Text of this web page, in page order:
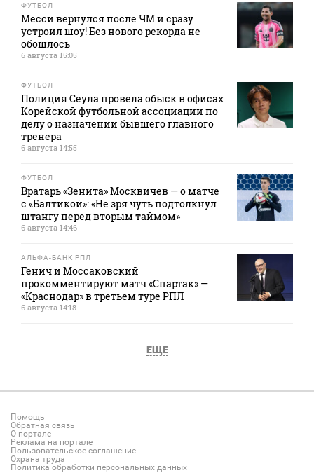
ФУТБОЛ
Месси вернулся после ЧМ и сразу
устроил шоу! Без нового рекорда не
обошлось
6 августа 15:05
ФУТБОЛ
Полиция Сеула провела обыск в офисах
Корейской футбольной ассоциации по
делу о назначении бывшего главного
тренера
6 августа 14:55
ФУТБОЛ
Вратарь «Зенита» Москвичев — о матче
с «Балтикой»: «Не зря чуть подтолкнул
штангу перед вторым таймом»
6 августа 14:46
АЛЬФА-БАНК РПЛ
Генич и Моссаковский
прокомментируют матч «Спартак» —
«Краснодар» в третьем туре РПЛ
6 августа 14:18
ЕЩЕ
Помощь
Обратная связь
О портале
Реклама на портале
Пользовательское соглашение
Охрана труда
Политика обработки персональных данных